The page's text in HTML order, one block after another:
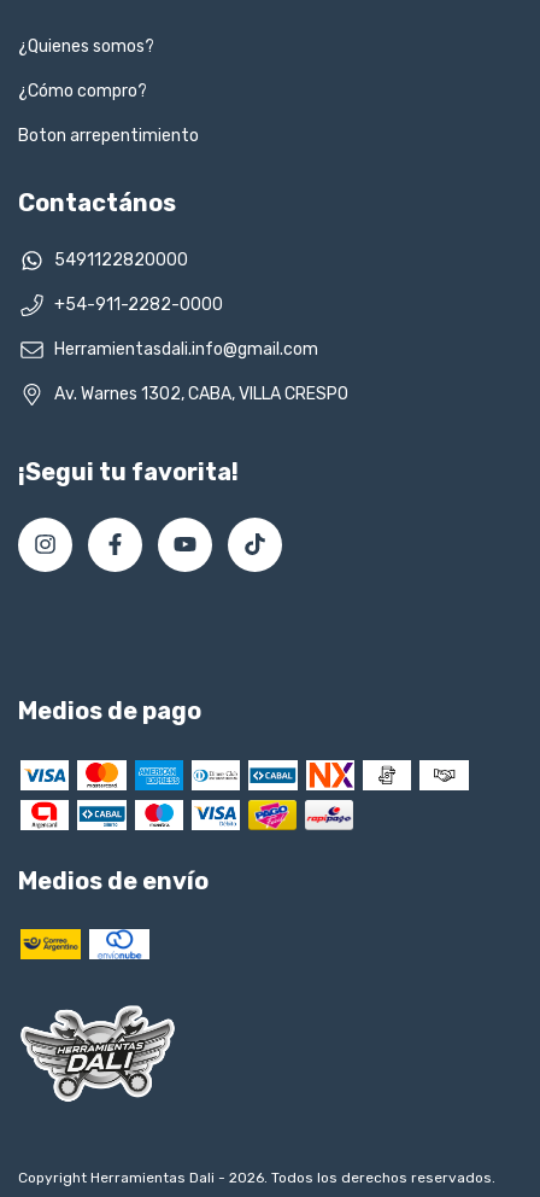
¿Quienes somos?
¿Cómo compro?
Boton arrepentimiento
Contactános
5491122820000
+54-911-2282-0000
Herramientasdali.info@gmail.com
Av. Warnes 1302, CABA, VILLA CRESPO
¡Segui tu favorita!
Medios de pago
Medios de envío
Copyright Herramientas Dali - 2026. Todos los derechos reservados.